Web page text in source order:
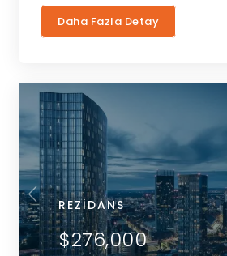
Daha Fazla Detay
REZIDANS
$276,000